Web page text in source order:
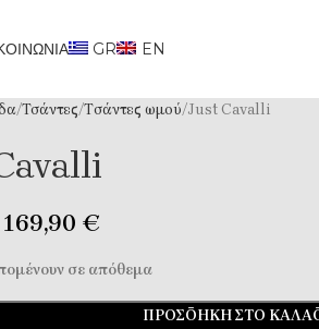
GR EN
Τσάντες Tσάντες ωμού Just Cavalli
169,90 €
σε απόθεμα
ΠΡΟΣΘΉΚΗ ΣΤΟ